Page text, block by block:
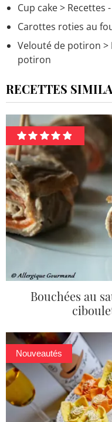
Cup cake> Recettes
Carottes roties au
Velouté de potiron >
potiron
RECETTES
Bouchées au
Nouveautés